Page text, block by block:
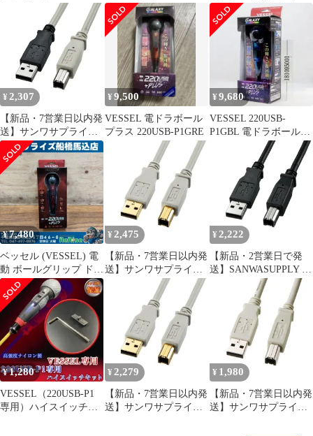
P1GR 限定色 グレー
P1RE 限定色 レッド
KU20-2BKK2 USB2．0
ケーブル
KU202BKK2【沖縄離島
販売不可】
¥ 2,307
【新品・7営業日以内発
送】サンワサプライ
KU20-15K2 USB2．0ケ
ーブル KU2015K2【沖
縄離島販売不可】
¥9,500
VESSEL 電ドラボール
プラス 220USB-P1GRE
¥9,680
VESSEL 220USB-
P1GBL 電ドラボールプ
ラス ギャラクシー 青
¥7,480
ベッセル (VESSEL) 電
動 ボールグリップ ドラ
イバー プラス プレミア
ム 限定色 (赤) ビット1
本付 220USB-P1RE
【未使用】 【船橋馬込
店】
¥ 2,475
【新品・7営業日以内発
送】サンワサプライ
KU20-2HK2 USB2．0ケ
ーブル KU202HK2【沖
縄離島販売不可】
¥ 2,222
【新品・2営業日で発
送】SANWASUPPLY サ
ンワサプライ USB2.0ケ
ーブル KU20-2BKK2
¥1,280
VESSEL（220USB-P1
専用）ハイスイッチキ
¥ 2,279
【新品・7営業日以内発
送】サンワサプライ
¥ 1,980
【新品・7営業日以内発
送】サンワサプライ